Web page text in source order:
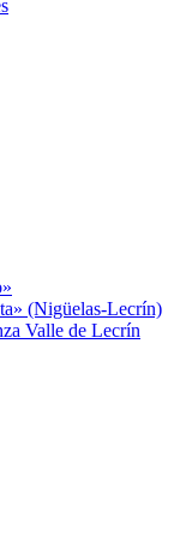
(Nigüelas-Lecrín)
Valle de Lecrín